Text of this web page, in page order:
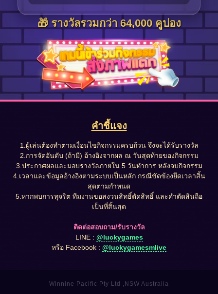
🎁 รางวัลรวมกว่า 64,000 คูปอง
คำชี้แจง
1.ผู้เล่นต้องทำตามเงื่อนไขกิจกรรมครบถ้วน จึงจะได้รับรางวัล
2.การจัดอันดับ (ถ้ามี) อ้างอิงจากผล ณ วันสุดท้ายของกิจกรรม
3.ประกาศผลและมอบรางวัลภายใน 5 วันทำการ หลังจบกิจกรรม
4.เวลาและข้อมูลอ้างอิงตามระบบเป็นหลัก กรณีขัดข้องยึดเวลาสิ้น
สุดตามกำหนด
5.หากพบการทุจริต ทีมงานขอสงวนสิทธิ์ตัดสิทธิ์ และคำตัดสินถือ
เป็นที่สิ้นสุด
ติดต่อสอบถาม/รับรางวัล
LINE : @luckygames
หรือ Facebook : @luckygamesmlive
Winnine Pacific Pty Ltd ,NSW Australia